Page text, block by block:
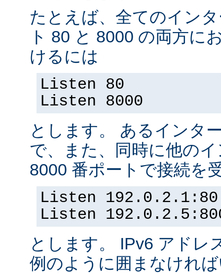
たとえば、全てのイン
ト 80 と 8000 の両方に
けるには
Listen 80
Listen 8000
とします。 あるインタ
で、また、同時に他の
8000 番ポートで接続を
Listen 192.0.2.1:80
Listen
とします。 IPv6 アドレ
例のように囲まなけれ